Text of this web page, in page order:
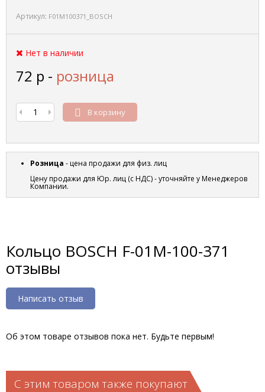
Артикул: F01M100371_BOSCH
Нет в наличии
72 р - розница
В корзину
Розница - цена продажи для физ. лиц
Цену продажи для Юр. лиц (с НДС) - уточняйте у Менеджеров
Компании.
Кольцо BOSCH F-01M-100-371
отзывы
Написать отзыв
Об этом товаре отзывов пока нет. Будьте первым!
С этим товаром также покупают